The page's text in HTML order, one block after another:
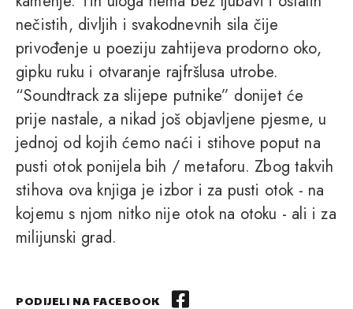
nečistih, divljih i svakodnevnih sila čije
privođenje u poeziju zahtijeva prodorno oko,
gipku ruku i otvaranje rajfršlusa utrobe.
“Soundtrack za slijepe putnike” donijet će
prije nastale, a nikad još objavljene pjesme, u
jednoj od kojih ćemo naći i stihove poput na
pusti otok ponijela bih / metaforu. Zbog takvih
stihova ova knjiga je izbor i za pusti otok - na
kojemu s njom nitko nije otok na otoku - ali i za
milijunski grad.
PODIJELI NA FACEBOOK